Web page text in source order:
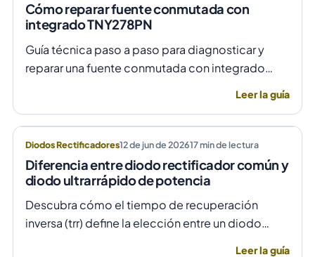
Cómo reparar fuente conmutada con
integrado TNY278PN
Guía técnica paso a paso para diagnosticar y
reparar una fuente conmutada con integrado
Leer la guía
Diodos Rectificadores12 de jun de 202617min de lectura
Diferencia entre diodo rectificador común y
diodo ultrarrápido de potencia
Descubra cómo el tiempo de recuperación
inversa (trr) define la elección entre un diodo
Leer la guía